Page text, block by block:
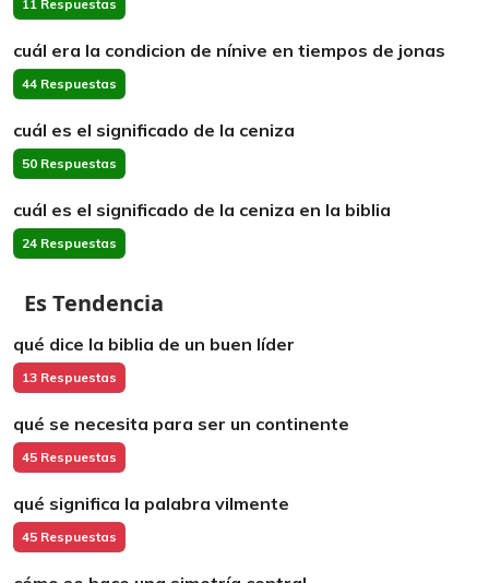
11 Respuestas
cuál era la condicion de nínive en tiempos de jonas
44 Respuestas
cuál es el significado de la ceniza
50 Respuestas
cuál es el significado de la ceniza en la biblia
24 Respuestas
Es Tendencia
qué dice la biblia de un buen líder
13 Respuestas
qué se necesita para ser un continente
45 Respuestas
qué significa la palabra vilmente
45 Respuestas